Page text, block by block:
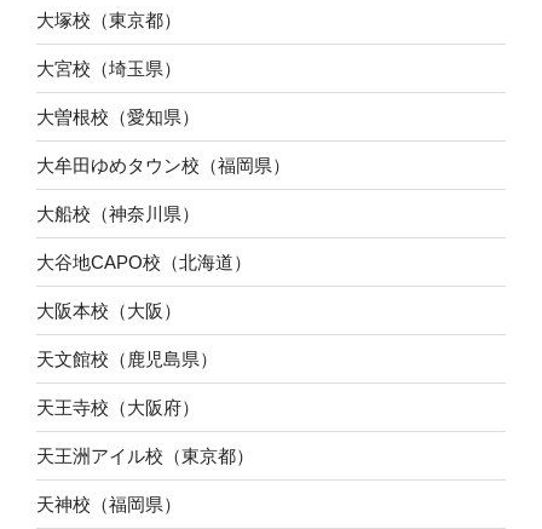
大塚校（東京都）
大宮校（埼玉県）
大曽根校（愛知県）
大牟田ゆめタウン校（福岡県）
大船校（神奈川県）
大谷地CAPO校（北海道）
大阪本校（大阪）
天文館校（鹿児島県）
天王寺校（大阪府）
天王洲アイル校（東京都）
天神校（福岡県）